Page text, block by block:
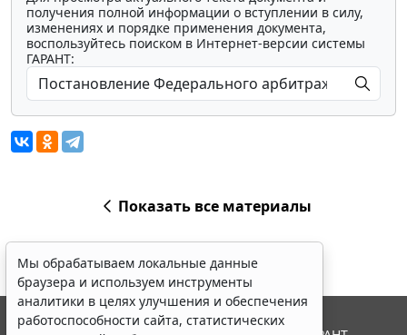
получения полной информации о вступлении в силу,
изменениях и порядке применения документа,
воспользуйтесь поиском в Интернет-версии системы
ГАРАНТ:
Показать все материалы
Мы обрабатываем локальные данные
браузера и используем инструменты
аналитики в целях улучшения и обеспечения
работоспособности сайта, статистических